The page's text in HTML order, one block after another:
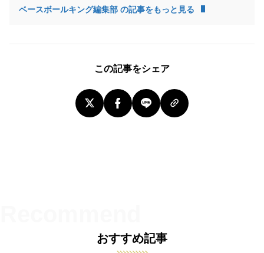
ベースボールキング編集部 の記事をもっと見る
この記事をシェア
おすすめ記事